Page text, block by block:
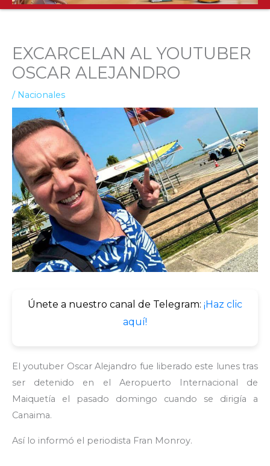
EXCARCELAN AL YOUTUBER
OSCAR ALEJANDRO
/ Nacionales
Únete a nuestro canal de Telegram: ¡Haz clic
aquí!
El youtuber Oscar Alejandro fue liberado este lunes tras
ser detenido en el Aeropuerto Internacional de
Maiquetía el pasado domingo cuando se dirigía a
Canaima.
Así lo informó el periodista Fran Monroy.